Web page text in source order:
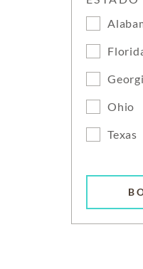
Ohio
Texas